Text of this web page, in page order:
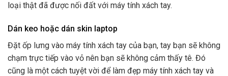
loại thật đã được nối đất với máy tính xách tay.
Dán keo hoặc dán skin laptop
Đặt ốp lưng vào máy tính xách tay của bạn, tay bạn sẽ không
chạm trực tiếp vào vỏ nên bạn sẽ không cảm thấy tê. Đó
cũng là một cách tuyệt vời để làm đẹp máy tính xách tay và